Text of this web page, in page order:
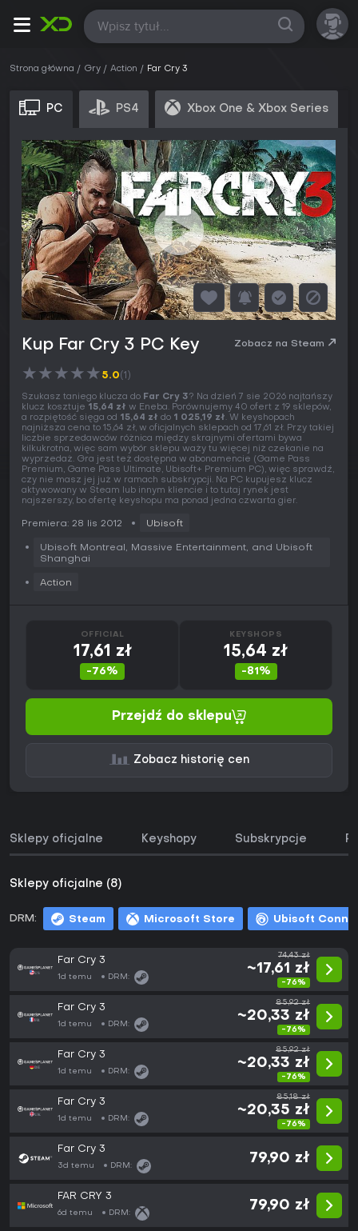
Wszystkie
Strona główna Gry Action Far Cry 3
PC PS4 Xbox One & Xbox Series
Kup Far Cry 3 PC Key Zobacz na Steam
★★★★★ 5.0(1)
Szukasz taniego klucza do Far Cry 3? Na dzień 7 sie 2026 najtańszy
klucz kosztuje 15,64 zł w Eneba. Porównujemy 40 ofert z 19 sklepów,
a rozpiętość sięga od 15,64 zł do 1 025,19 zł. W keyshopach
najniższa cena to 15,64 zł, w oficjalnych sklepach od 17,61 zł. Przy takiej
liczbie sprzedawców różnica między skrajnymi ofertami bywa
kilkukrotna, więc sam wybór sklepu waży tu więcej niż czekanie na
wyprzedaż. Gra jest też dostępna w abonamencie (Game Pass
Premium, Game Pass Ultimate, Ubisoft+ Premium PC), więc sprawdź,
czy nie masz jej już w ramach subskrypcji. Na PC kupujesz klucz
aktywowany w Steam lub innym kliencie i to tutaj rynek jest
najszerszy, bo ofertę keyshopu ma ponad jedna czwarta gier.
Premiera: 28 lis 2012 Ubisoft
Ubisoft Montreal, Massive Entertainment, and Ubisoft
Shanghai
Action
OFFICIAL
17,61 zł
-76%
KEYSHOPS
15,64 zł
-81%
Przejdź do sklepu
Zobacz historię cen
Sklepy oficjalne Keyshopy Subskrypcje
Sklepy oficjalne (8)
DRM: Steam Microsoft Store Ubisoft
Far Cry 3
1d temu DRM:
74,43 zł
~17,61 zł
-76%
Far Cry 3
1d temu DRM:
85,92 zł
~20,33 zł
-76%
Far Cry 3
1d temu DRM:
85,92 zł
~20,33 zł
-76%
Far Cry 3
1d temu DRM:
85,18 zł
~20,35 zł
-76%
Far Cry 3
3d temu DRM:
79,90 zł
FAR CRY 3
6d temu DRM:
79,90 zł